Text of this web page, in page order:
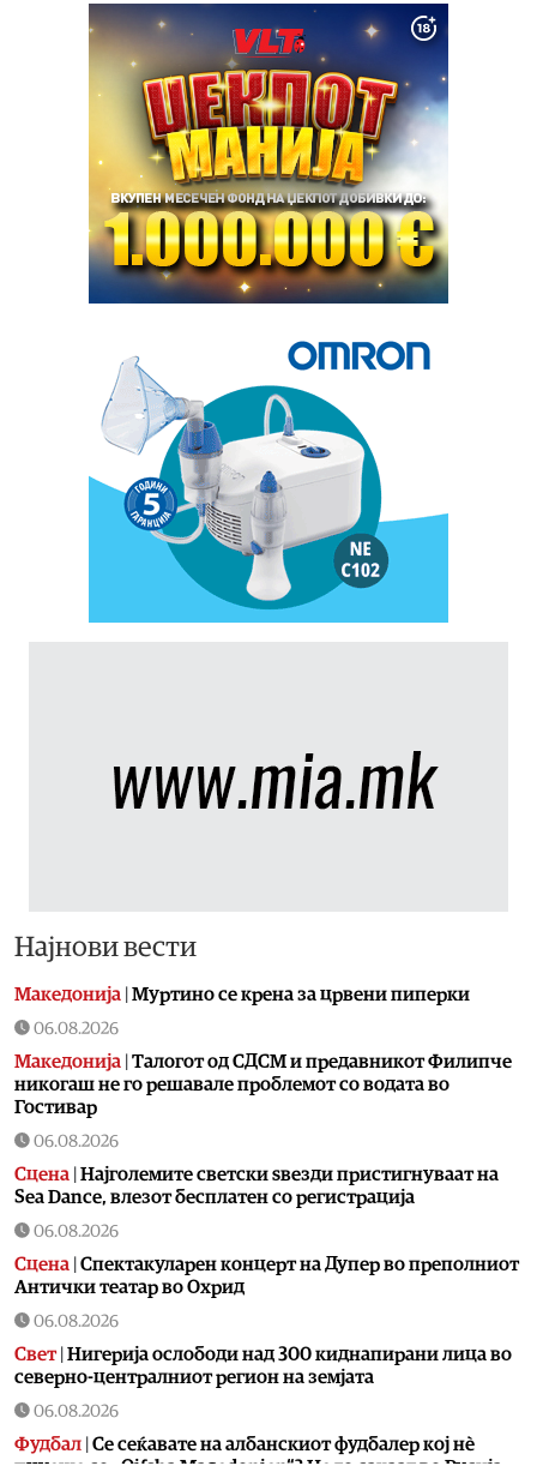
Најнови вести
Македонија Mуртино се крена за црвени пиперки
06.08.2026
Македонија Талогот од СДСМ и предавникот Филипче
никогаш не го решавале проблемот со водата во
Гостивар
06.08.2026
Сцена Најголемите светски ѕвезди пристигнуваат на
Sea Dance, влезот бесплатен со регистрација
06.08.2026
Сцена Спектакуларен концерт на Дупер во преполниот
Антички театар во Охрид
06.08.2026
Свет| Нигерија ослободи над 300 киднапирани лица во
северно-централниот регион на земјата
06.08.2026
Фудбал Се сеќавате на албанскиот фудбалер кој нѐ
пцуеше со „Qifsha Maqedonien“? Не го сакаат во Русија